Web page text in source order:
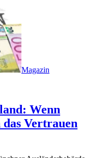
Magazin
Wenn
Vertrauen